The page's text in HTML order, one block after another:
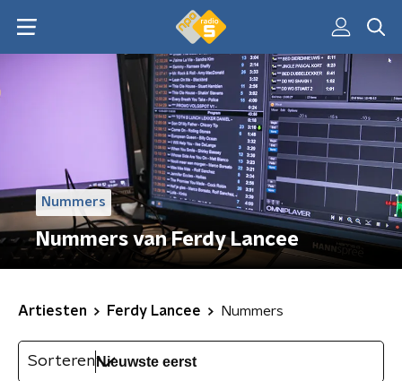
Nummers
Nummers van Ferdy Lancee
Artiesten Ferdy Lancee Nummers
Sorteren